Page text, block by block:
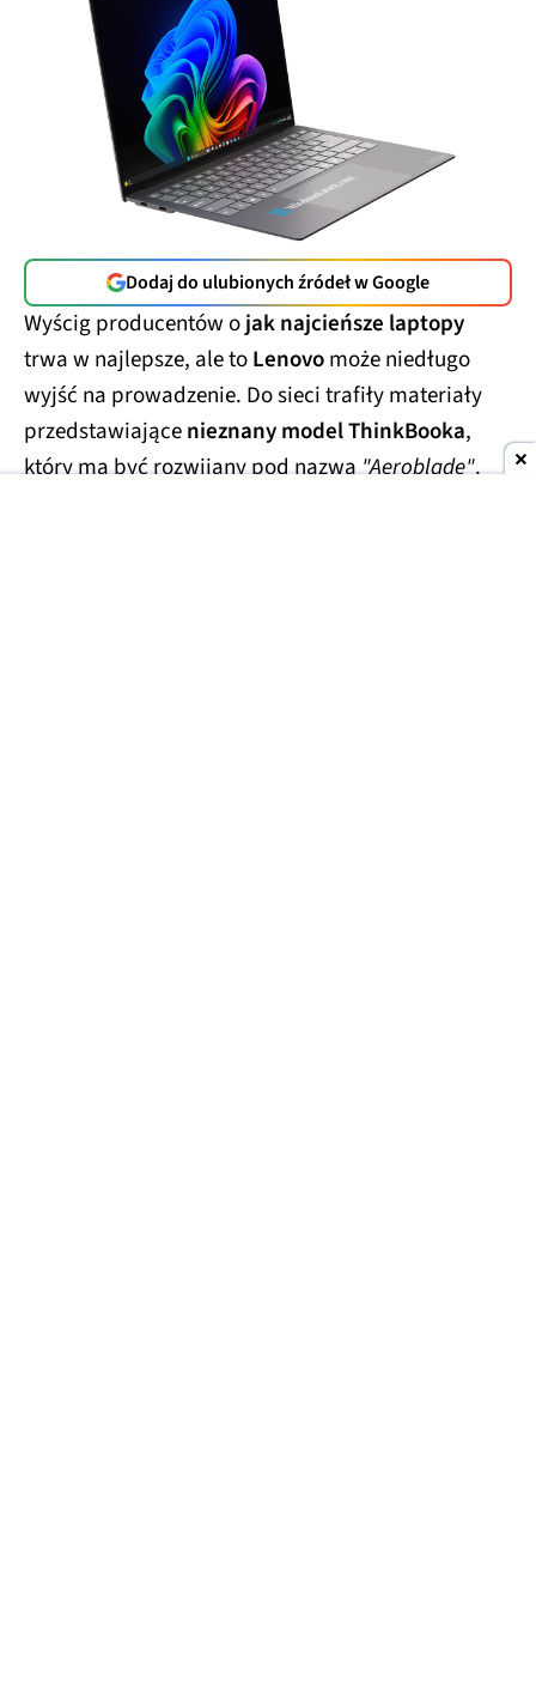
Dodaj do ulubionych źródeł w Google
Wyścig producentów ojak najcieńsze laptopy
trwa w najlepsze, ale toLenovomoże niedługo
wyjść na prowadzenie. Do sieci trafiły materiały
przedstawiającenieznany model ThinkBooka,
który ma być rozwijany pod nazwą"Aeroblade".